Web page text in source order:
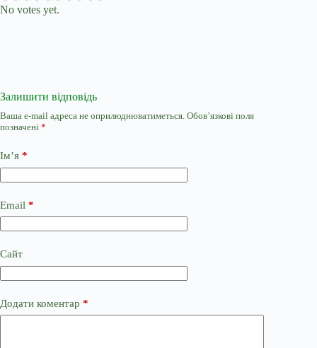
No votes yet.
Залишити відповідь
Ваша e-mail адреса не оприлюднюватиметься. Обов’язкові поля
позначені *
Ім’я *
Email *
Сайт
Додати коментар *